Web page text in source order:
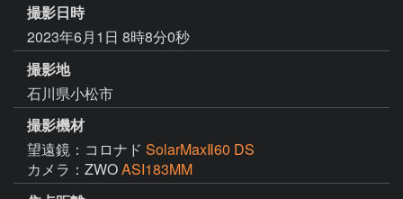
撮影日時
2023年6月1日 8時8分0秒
撮影地
石川県小松市
撮影機材
望遠鏡：コロナド SolarMaxⅡ60 DS
カメラ：ZWOASI183MM